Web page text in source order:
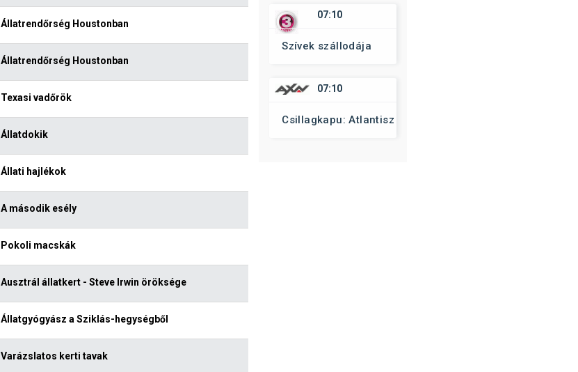
Állatrendőrség Houstonban
Állatrendőrség Houstonban
Texasi vadőrök
Állatdokik
Állati hajlékok
A második esély
Pokoli macskák
Ausztrál állatkert - Steve Irwin öröksége
Állatgyógyász a Sziklás-hegységből
Varázslatos kerti tavak
07:10
Szívek szállodája
07:10
Csillagkapu: Atlantisz